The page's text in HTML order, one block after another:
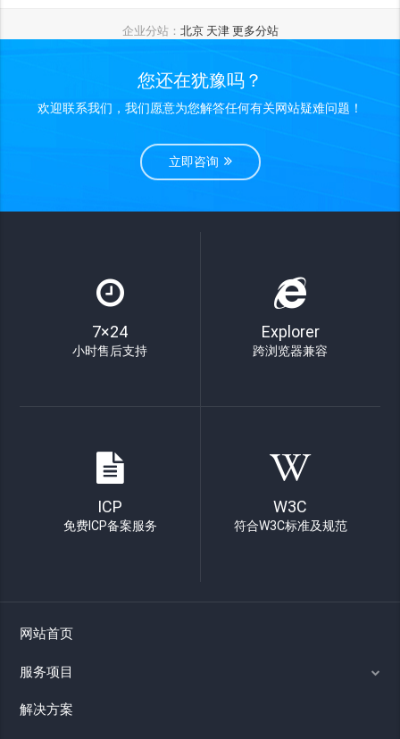
企业分站： 北京 天津 更多分站
您还在犹豫吗？
欢迎联系我们，我们愿意为您解答任何有关网站疑难问题！
立即咨询
7×24
小时售后支持
Explorer
跨浏览器兼容
ICP
免费ICP备案服务
W3C
符合W3C标准及规范
网站首页
服务项目
解决方案